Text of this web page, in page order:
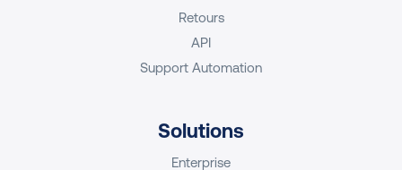
Retours
API
Support Automation
Solutions
Enterprise